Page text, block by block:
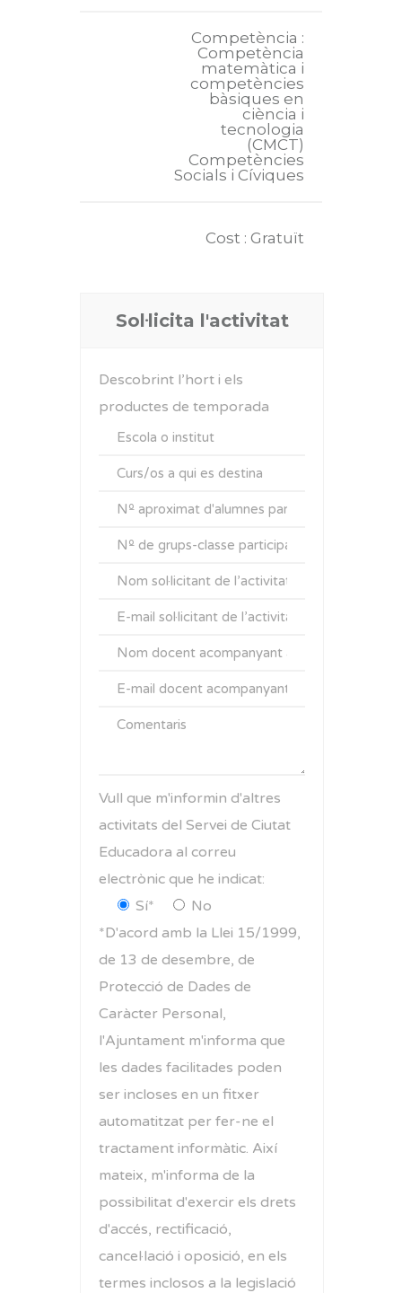
Competència :
Competència
matemàtica i
competències
bàsiques en
ciència i
tecnologia
(CMCT)
Competències
Socials i Cíviques
Cost : Gratuït
Sol·licita l'activitat
Descobrint l’hort i els
productes de temporada
Vull que m'informin d'altres
activitats del Servei de Ciutat
Educadora al correu
electrònic que he indicat:
Sí*
No
*D'acord amb la Llei 15/1999,
de 13 de desembre, de
Protecció de Dades de
Caràcter Personal,
l'Ajuntament m'informa que
les dades facilitades poden
ser incloses en un fitxer
automatitzat per fer-ne el
tractament informàtic. Així
mateix, m'informa de la
possibilitat d'exercir els drets
d'accés, rectificació,
cancel·lació i oposició, en els
termes inclosos a la legislació